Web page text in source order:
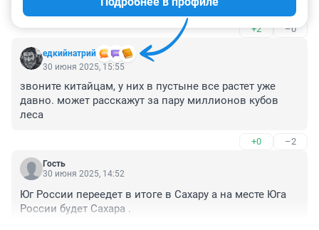
землю, траву выкосили триммерами … добавляйте,
цари природы.
+2 –0
едкийнатрий
30 июня 2025, 15:55
звоните китайцам, у них в пустыне все растет уже
давно. может расскажут за пару миллионов кубов
леса
+0 –2
Гость
30 июня 2025, 14:52
Юг России переедет в итоге в Сахару а на месте Юга
России будет Сахара .